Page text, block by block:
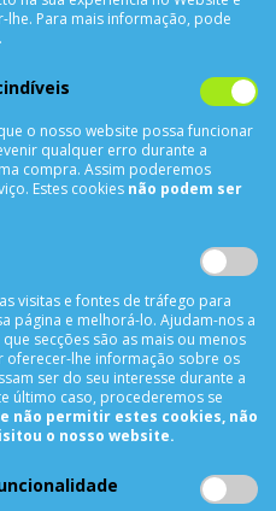
nacional
Para mais informação, pode
.
o nosso website possa funcionar
qualquer erro durante a
compra. Assim poderemos
Estes cookies não podem ser
visitas e fontes de tráfego para
página e melhorá-lo. Ajudam-nos a
secções são as mais ou menos
lhe informação sobre os
ser do seu interesse durante a
último caso, procederemos se
não permitir estes cookies, não
o nosso website.